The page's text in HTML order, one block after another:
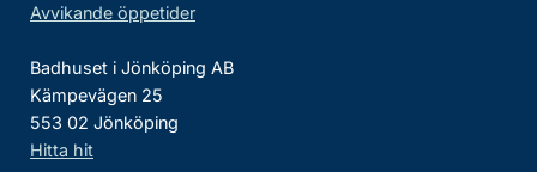
Avvikande öppetider
Badhuset i Jönköping AB
Kämpevägen 25
553 02 Jönköping
Hitta hit